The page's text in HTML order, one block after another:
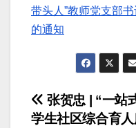
带头人”教师党支部
的通知
文张贺忠 | “一站
学生社区综合育